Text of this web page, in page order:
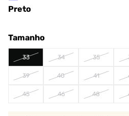
Preto
Tamanho
33 34 35
39 40 41
45 46 48